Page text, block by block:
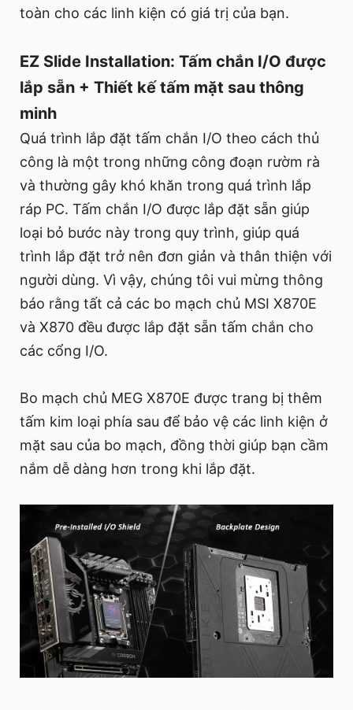
toàn cho các linh kiện có giá trị của bạn.
EZ Slide Installation: Tấm chắn I/O được
lắp sẵn + Thiết kế tấm mặt sau thông
minh
Quá trình lắp đặt tấm chắn I/O theo cách thủ
công là một trong những công đoạn rườm rà
và thường gây khó khăn trong quá trình lắp
ráp PC. Tấm chắn I/O được lắp đặt sẵn giúp
loại bỏ bước này trong quy trình, giúp quá
trình lắp đặt trở nên đơn giản và thân thiện với
người dùng. Vì vậy, chúng tôi vui mừng thông
báo rằng tất cả các bo mạch chủ MSI X870E
và X870 đều được lắp đặt sẵn tấm chắn cho
các cổng I/O.
Bo mạch chủ MEG X870E được trang bị thêm
tấm kim loại phía sau để bảo vệ các linh kiện ở
mặt sau của bo mạch, đồng thời giúp bạn cầm
nắm dễ dàng hơn trong khi lắp đặt.